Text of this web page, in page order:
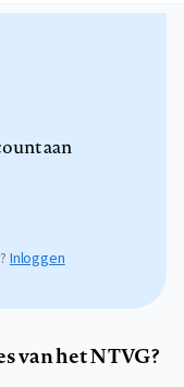
aan
Inloggen
van het NTVG?